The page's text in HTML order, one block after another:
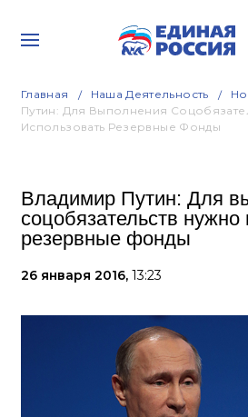
Главная Наша Деятельность
Путин: Для Выполнения
Использовать Резервные Фонды
Владимир Путин: Для
соцобязательств нужно
резервные фонды
26 января 2016, 13:23